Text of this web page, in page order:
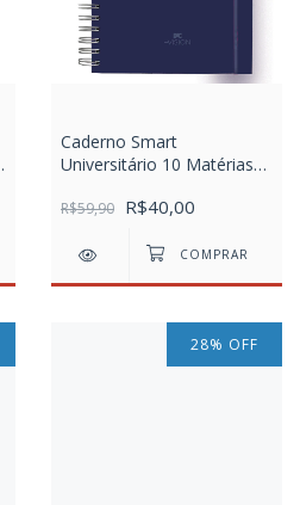
Caderno Smart
Universitário 10 Matérias
DAC Vision Azul
R$59,90 R$40,00
28% OFF